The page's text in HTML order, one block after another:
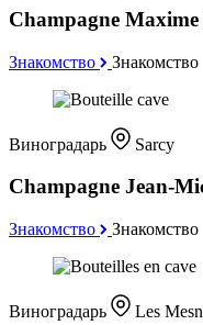
Champagne
Знакомство Знакомство
Виноградарь Sarcy
Champagne Jean-
Знакомство Знакомство
Виноградарь Les